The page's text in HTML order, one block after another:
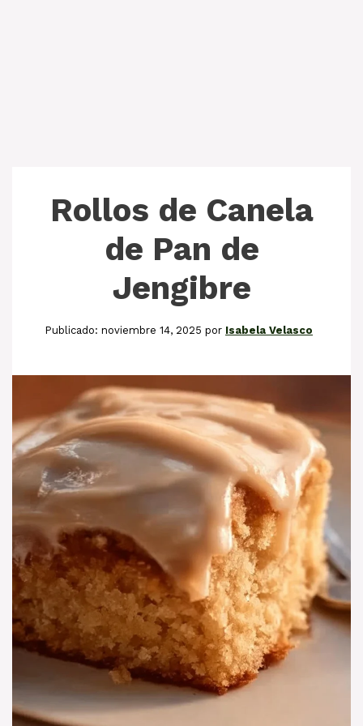
Rollos de Canela
de Pan de
Jengibre
noviembre 14, 2025 por Isabela Velasco